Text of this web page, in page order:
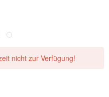
nicht zur Verfügung!